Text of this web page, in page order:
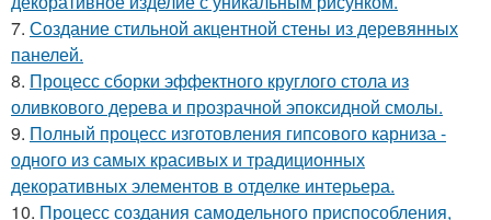
7. Создание стильной акцентной стены из деревянных
панелей.
8. Процесс сборки эффектного круглого стола из
оливкового дерева и прозрачной эпоксидной смолы.
9. Полный процесс изготовления гипсового карниза -
одного из самых красивых и традиционных
декоративных элементов в отделке интерьера.
10. Процесс создания самодельного приспособления,